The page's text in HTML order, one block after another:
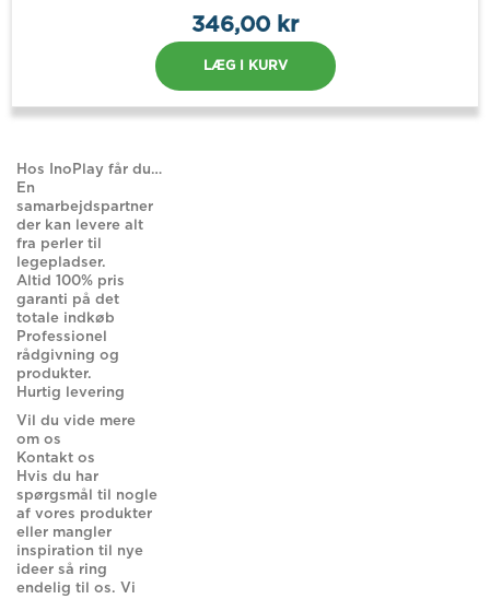
346,00 kr
LÆG I KURV
Hos InoPlay får du…
En
samarbejdspartner
der kan levere alt
fra perler til
legepladser.
Altid 100% pris
garanti på det
totale indkøb
Professionel
rådgivning og
produkter.
Hurtig levering
Vil du vide mere
om os
Kontakt os
Hvis du har
spørgsmål til nogle
af vores produkter
eller mangler
inspiration til nye
ideer så ring
endelig til os. Vi